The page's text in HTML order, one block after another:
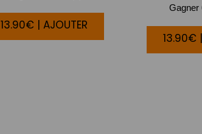
13.90€ | AJOUTER
Gagner
13.90€